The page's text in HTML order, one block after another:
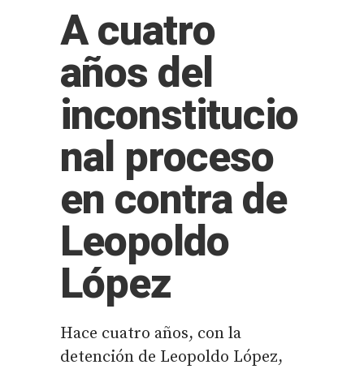
A cuatro
años del
inconstitucio
nal proceso
en contra de
Leopoldo
López
Hace cuatro años, con la
detención de Leopoldo López,